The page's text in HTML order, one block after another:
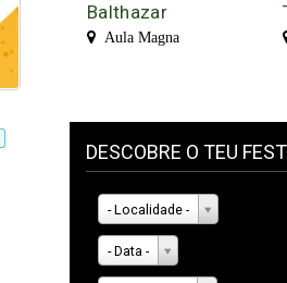
Balthazar
Aula Magna
DESCOBRE O TEU
- Localidade -
- Data -